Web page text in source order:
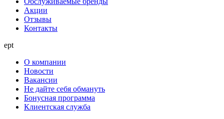
Акции
Отзывы
Контакты
ept
О компании
Новости
Вакансии
Не дайте себя обмануть
Бонусная программа
Клиентская служба